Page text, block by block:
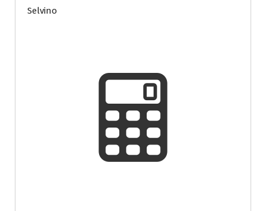
Selvino